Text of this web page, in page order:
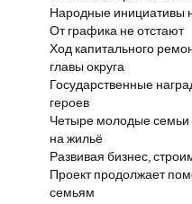
Народные инициативы
От графика не отстают
Ход капитального
главы округа
Государственные
героев
Четыре молодые семьи
на жильё
Развивая бизнес,
Проект продолжает
семьям